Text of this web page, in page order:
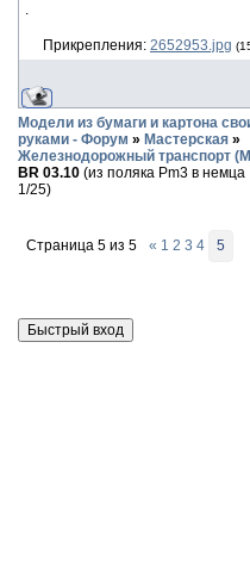
.
Прикрепления: 2652953.jpg
Модели из бумаги и картона
руками - Форум » Мастерская »
Железнодорожный транспорт
BR 03.10 (из поляка Pm3 в немца
1/25)
Страница 5 из 5 « 1 2 3 4 5